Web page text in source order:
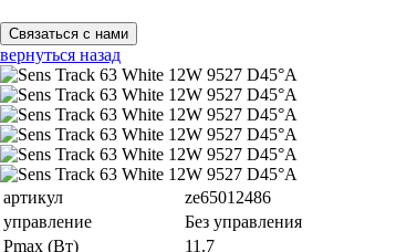
Связаться с нами
вернуться назад
артикул
ze65012486
управление
Без управления
Pmax (Вт)
11.7